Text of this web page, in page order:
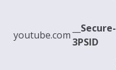
youtube.com
__Secure-
3PSID